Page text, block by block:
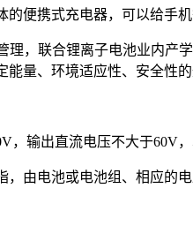
便携式充电器，可以给手
理，联合锂离子电池业内产
量、环境适应性、安全性
，输出直流电压不大于60V
由电池或电池组、相应的